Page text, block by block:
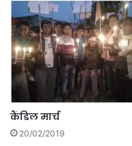
कैंडिल मार्च
20/02/2019